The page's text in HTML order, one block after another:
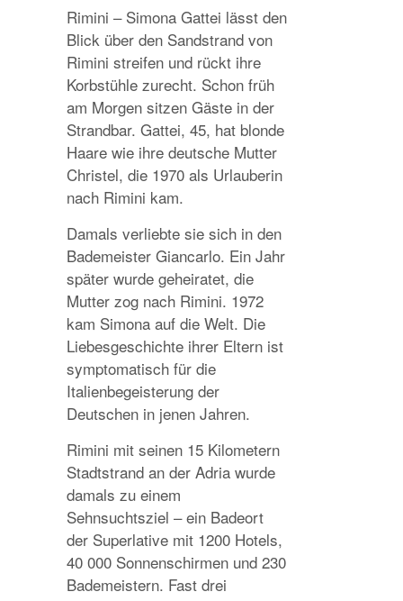
Rimini – Simona Gattei lässt den
Blick über den Sandstrand von
Rimini streifen und rückt ihre
Korbstühle zurecht. Schon früh
am Morgen sitzen Gäste in der
Strandbar. Gattei, 45, hat blonde
Haare wie ihre deutsche Mutter
Christel, die 1970 als Urlauberin
nach Rimini kam.
Damals verliebte sie sich in den
Bademeister Giancarlo. Ein Jahr
später wurde geheiratet, die
Mutter zog nach Rimini. 1972
kam Simona auf die Welt. Die
Liebesgeschichte ihrer Eltern ist
symptomatisch für die
Italienbegeisterung der
Deutschen in jenen Jahren.
Rimini mit seinen 15 Kilometern
Stadtstrand an der Adria wurde
damals zu einem
Sehnsuchtsziel – ein Badeort
der Superlative mit 1200 Hotels,
40 000 Sonnenschirmen und 230
Bademeistern. Fast drei